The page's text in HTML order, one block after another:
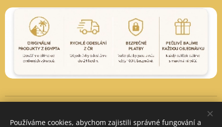
Používáme cookies, abychom zajistili správné fungování a